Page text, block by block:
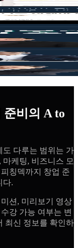
준비의 A to
도 다루는 범위는 가
케팅, 비즈니스 모
칭덱까지 창업 준
다.
션, 미리보기 영상
강 가능 여부는 변
최신 정보를 확인하